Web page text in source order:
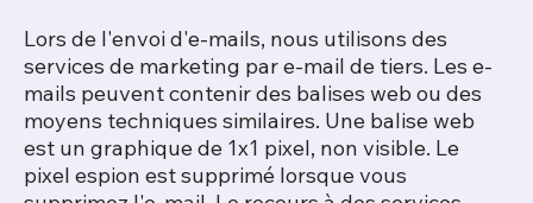
Lors de l'envoi d'e-mails, nous utilisons des
services de marketing par e-mail de tiers. Les e-
mails peuvent contenir des balises web ou des
moyens techniques similaires. Une balise web
est un graphique de 1x1 pixel, non visible. Le
pixel espion est supprimé lorsque vous